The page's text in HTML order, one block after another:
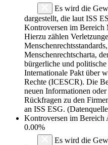
Es wird die
dargestellt, die laut ISS
Kontroversen im Bereich
Hierzu zählen
Menschenrechtscharta,
bürgerliche und
Internationale Pakt über
Rechte (ICESCR). Die
neuen Informationen
Rückfragen zu den
an ISS ESG.
Kontroversen im Bereich
0.00%
Es wird die